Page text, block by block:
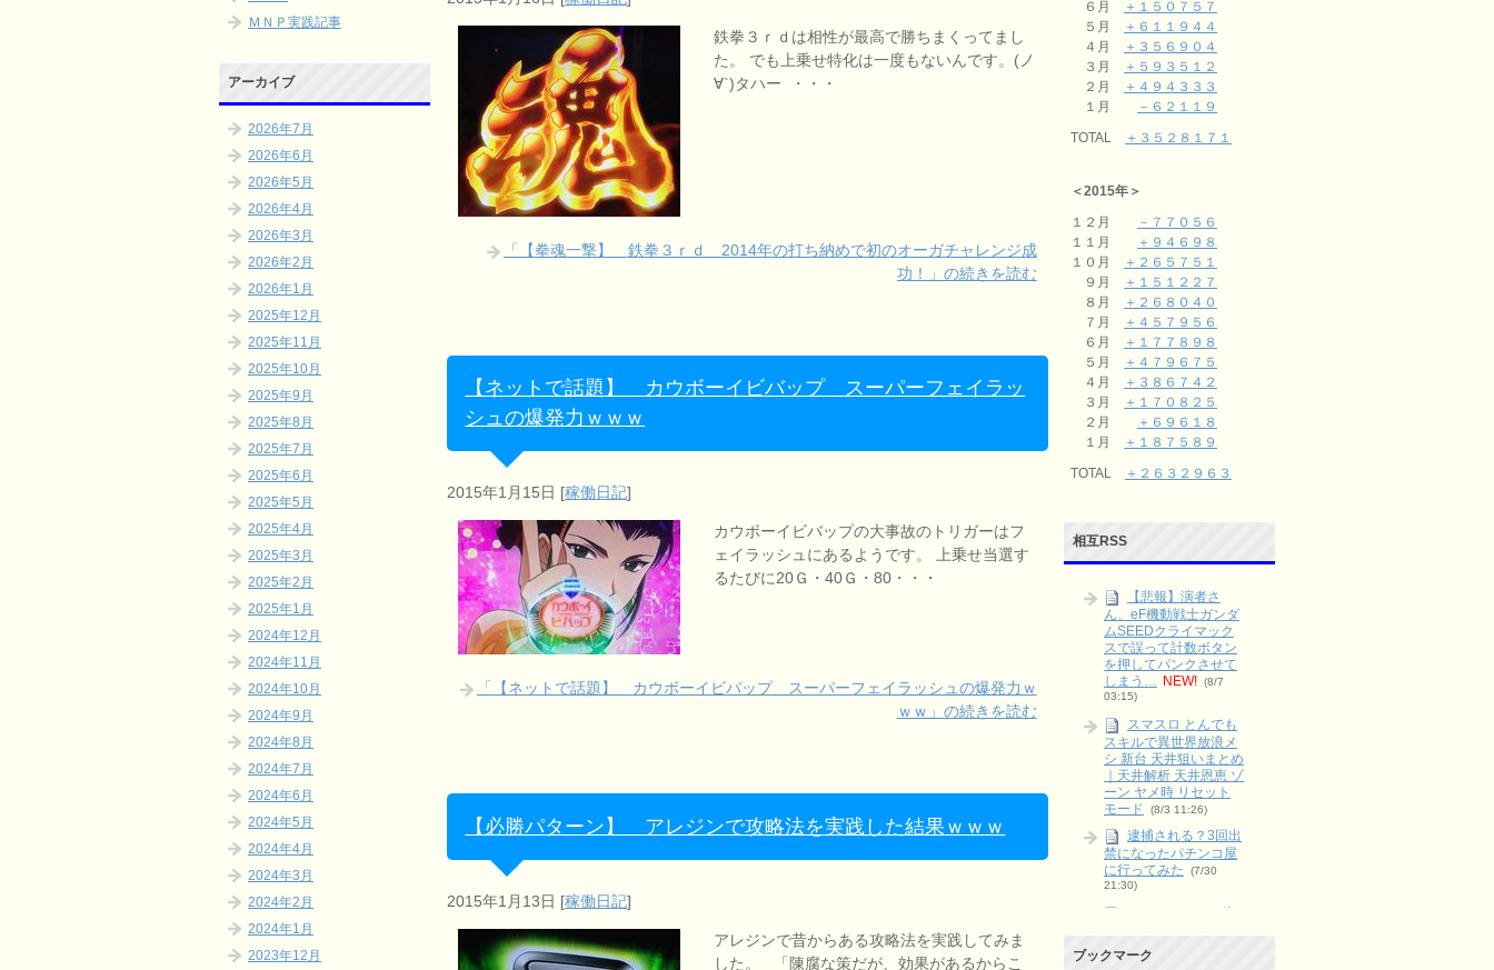
鉄拳３ｒｄは相性が最高で勝ちまくってまし
た。 でも上乗せ特化は一度もないんです。(ノ
∀`)タハー ・・・
「【拳魂一撃】 鉄拳３ｒｄ 2014年の打ち納めで初のオーガチャレンジ成
功！」の続きを読む
【ネットで話題】 カウボーイビバップ スーパーフェイラッ
シュの爆発力ｗｗｗ
2015年1月15日 [稼働日記]
カウボーイビバップの大事故のトリガーはフ
ェイラッシュにあるようです。 上乗せ当選す
るたびに20Ｇ・40Ｇ・80・・・
「【ネットで話題】 カウボーイビバップ スーパーフェイラッシュの爆発力ｗ
ｗｗ」の続きを読む
【必勝パターン】 アレジンで攻略法を実践した結果ｗｗｗ
2015年1月13日 [稼働日記]
アレジンで昔からある攻略法を実践してみま
した。 「陳腐な策だが、効果があるからこ
ＭＮＰ実践記事
アーカイブ
2026年7月
2026年6月
2026年5月
2026年4月
2026年3月
2026年2月
2026年1月
2025年12月
2025年11月
2025年10月
2025年9月
2025年8月
2025年7月
2025年6月
2025年5月
2025年4月
2025年3月
2025年2月
2025年1月
2024年12月
2024年11月
2024年10月
2024年9月
2024年8月
2024年7月
2024年6月
2024年5月
2024年4月
2024年3月
2024年2月
2024年1月
2023年12月
６月
＋１５０７５７
５月
＋６１１９４４
４月
＋３５６９０４
３月
＋５９３５１２
２月
＋４９４３３３
１月
－６２１１９
TOTAL
＋３５２８１７１
＜2015年＞
１２月
－７７０５６
１１月
＋９４６９８
１０月
＋２６５７５１
９月
＋１５１２２７
８月
＋２６８０４０
７月
＋４５７９５６
６月
＋１７７８９８
５月
＋４７９６７５
４月
＋３８６７４２
３月
＋１７０８２５
２月
＋６９６１８
１月
＋１８７５８９
TOTAL
＋２６３２９６３
相互RSS
【悲報】演者さ
ん、eF機動戦士ガンダ
ムSEEDクライマック
スで誤って計数ボタン
を押してパンクさせて
しまう… NEW! (8/7
03:15)
スマスロ とんでも
スキルで異世界放浪メ
シ 新台 天井狙いまとめ
｜天井解析 天井恩恵 ゾ
ーン ヤメ時 リセット
モード
(8/3 11:26)
逮捕される？3回出
禁になったパチンコ屋
に行ってみた
(7/30
21:30)
ない派をリスクとリタ
ーンで整理
ブックマーク